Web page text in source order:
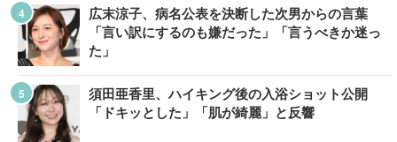
広末涼子、病名公表を決断した次男からの言葉
「言い訳にするのも嫌だった」「言うべきか迷っ
た」
須田亜香里、ハイキング後の入浴ショット公開
「ドキッとした」「肌が綺麗」と反響